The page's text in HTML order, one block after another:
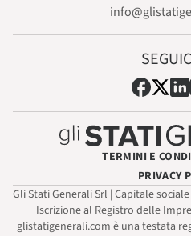
TERMINI E
PRIVACY
Gli Stati Generali Srl | Capitale
Iscrizione al Registro delle
glistatigenerali.com è una testata